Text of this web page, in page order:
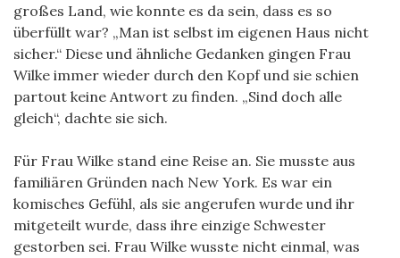
großes Land, wie konnte es da sein, dass es so
überfüllt war? „Man ist selbst im eigenen Haus nicht
sicher.“ Diese und ähnliche Gedanken gingen Frau
Wilke immer wieder durch den Kopf und sie schien
partout keine Antwort zu finden. „Sind doch alle
gleich“, dachte sie sich.
Für Frau Wilke stand eine Reise an. Sie musste aus
familiären Gründen nach New York. Es war ein
komisches Gefühl, als sie angerufen wurde und ihr
mitgeteilt wurde, dass ihre einzige Schwester
gestorben sei. Frau Wilke wusste nicht einmal, was